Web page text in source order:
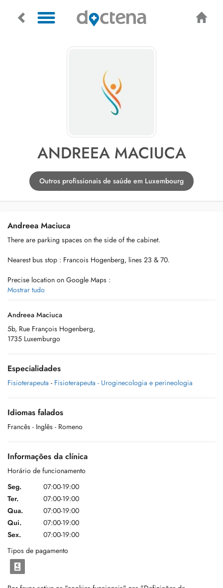
ANDREEA MACIUCA
Outros profissionais de saúde em Luxembourg
Andreea Maciuca
There are parking spaces on the side of the cabinet.
Nearest bus stop : Francois Hogenberg, lines 23 & 70.
Precise location on Google Maps :
https://goo.gl/maps/kBCvRLoyUfD6s1VE6
Mostrar tudo
Andreea Maciuca
5b, Rue François Hogenberg,
1735 Luxemburgo
Especialidades
Fisioterapeuta - Fisioterapeuta - Uroginecologia e perineologia
Idiomas falados
Francês - Inglês - Romeno
Informações da clínica
Horário de funcionamento
Seg.
07:00-19:00
Ter.
07:00-19:00
Qua.
07:00-19:00
Qui.
07:00-19:00
Sex.
07:00-19:00
Tipos de pagamento